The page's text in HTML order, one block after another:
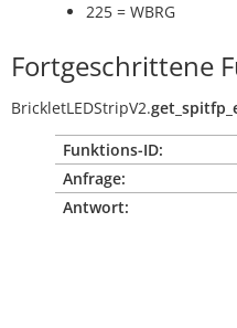
225 = WBRG
Fortgeschrittene
BrickletLEDStripV2.
Funktions-ID:
Anfrage:
Antwort: